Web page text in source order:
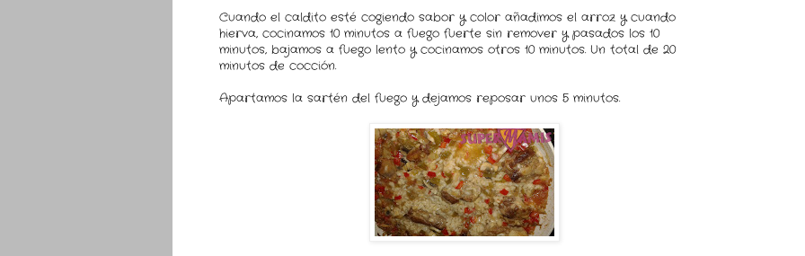
Cuando el caldito esté cogiendo sabor y color añadimos el arroz y cuando
hierva, cocinamos 10 minutos a fuego fuerte sin remover y pasados los 10
minutos, bajamos a fuego lento y cocinamos otros 10 minutos. Un total de 20
minutos de cocción.
Apartamos la sartén del fuego y dejamos reposar unos 5 minutos.